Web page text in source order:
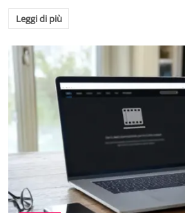
Leggi di più